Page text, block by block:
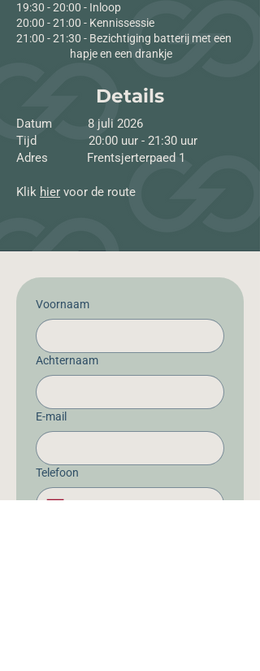
19:30 - 20:00 - Inloop
20:00 - 21:00 - Kennissessie
21:00 - 21:30 - Bezichtiging batterij met een
hapje en een drankje
Details
Datum 8 juli 2026
Tijd 20:00 uur - 21:30 uur
Adres Frentsjerterpaed 1
Klik hier voor de route
Voornaam
Achternaam
E-mail
Telefoon